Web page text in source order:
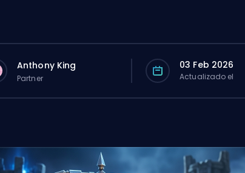
Anthony King
Partner
03 Feb 2026
Actualizado el